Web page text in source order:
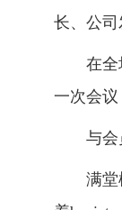
长、公司
在全
一次会议
与会
满